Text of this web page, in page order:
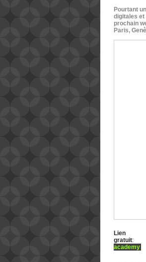
Pourtant
digitales et
prochain
Paris,
Lien
gratuit:
academy